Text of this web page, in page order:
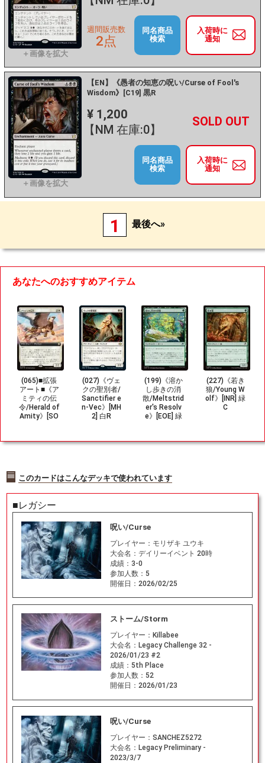
入荷時に
通知
週間販売数
2点
同名商品
検索
【EN】《愚者の知恵の呪い/Curse of Fool's
Wisdom》[C19] 黒R
¥ 1,200
【NM 在庫:0】
－ +
入荷時に
通知
同名商品
検索
1 最後へ»
あなたへのおすすめアイテム
(065)■拡張
アート■《ア
ミティの伝
令/Herald of
Amity》[SO
(027)《ヴェ
クの聖別者/
Sanctifier e
n-Vec》[MH
2] 白R
(199)《溶か
し歩きの消
散/Meltstrid
er's Resolv
e》[EOE] 緑
(227)《若き
狼/Young W
olf》[INR] 緑
C
このカードはこんなデッキで使われています
■レガシー
呪い/Curse
プレイヤー： モリザキ ユウキ
大会名： デイリーイベント 20時
成績： 3-0
参加人数： 5
開催日： 2026/02/25
ストーム/Storm
プレイヤー： Killabee
大会名： Legacy Challenge 32 -
2026/01/23 #2
成績： 5th Place
参加人数： 52
開催日： 2026/01/23
呪い/Curse
プレイヤー： SANCHEZ5272
大会名： Legacy Preliminary -
2023/3/7